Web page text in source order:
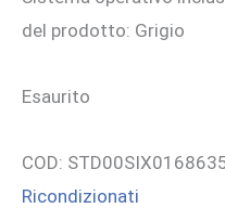
del prodotto: Grigio
Esaurito
COD:
Ricondizionati